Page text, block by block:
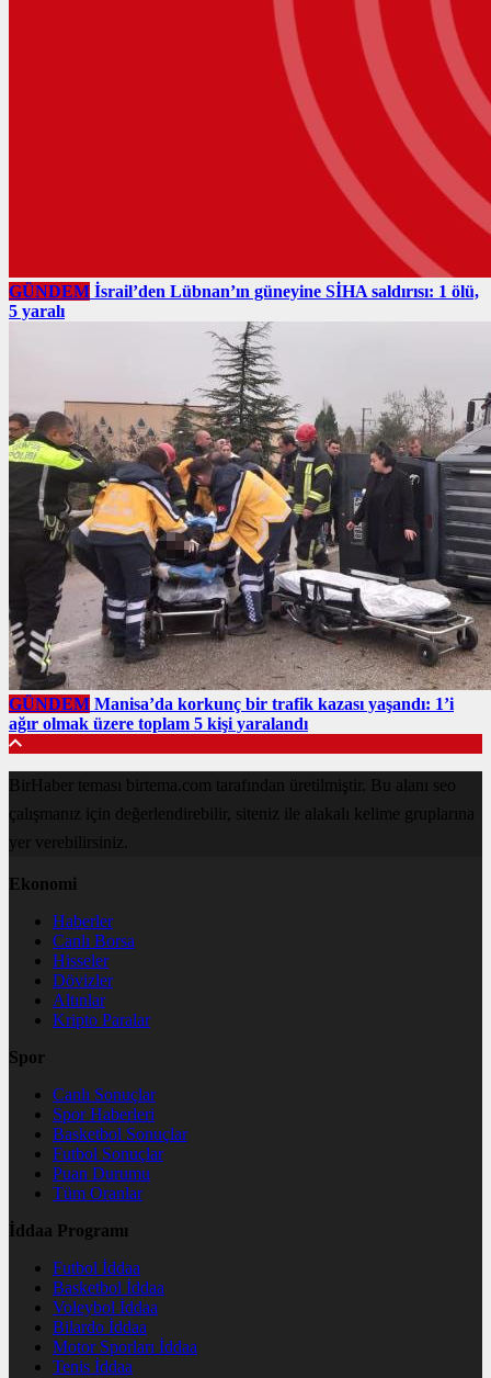
GÜNDEM İsrail’den Lübnan’ın güneyine SİHA saldırısı: 1 ölü,
5 yaralı
GÜNDEM Manisa’da korkunç bir trafik kazası yaşandı: 1’i
ağır olmak üzere toplam 5 kişi yaralandı
BirHaber teması birtema.com tarafından üretilmiştir. Bu alanı seo
çalışmanız için değerlendirebilir, siteniz ile alakalı kelime gruplarına
yer verebilirsiniz.
Ekonomi
Haberler
Canlı Borsa
Hisseler
Dövizler
Altınlar
Kripto Paralar
Spor
Canlı Sonuçlar
Spor Haberleri
Basketbol Sonuçlar
Futbol Sonuçlar
Puan Durumu
Tüm Oranlar
İddaa Programı
Futbol İddaa
Basketbol İddaa
Voleybol İddaa
Bilardo İddaa
Motor Sporları İddaa
Tenis İddaa